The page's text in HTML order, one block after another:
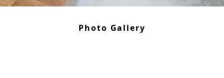
Photo Gallery